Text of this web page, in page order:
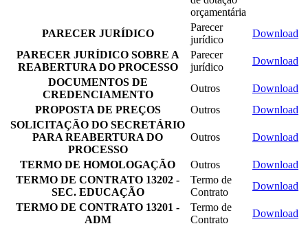
orçamentária
PARECER JURÍDICO
Parecer
jurídico
Download
PARECER JURÍDICO SOBRE A
REABERTURA DO PROCESSO
Parecer
jurídico
Download
DOCUMENTOS DE
CREDENCIAMENTO
Outros
Download
PROPOSTA DE PREÇOS
Outros
Download
SOLICITAÇÃO DO SECRETÁRIO
PARA REABERTURA DO
PROCESSO
Outros Download
TERMO DE HOMOLOGAÇÃO Outros
Download
TERMO DE CONTRATO 13202 -
SEC. EDUCAÇÃO
Termo de
Contrato
Download
TERMO DE CONTRATO 13201 -
ADM
Termo de
Contrato
Download